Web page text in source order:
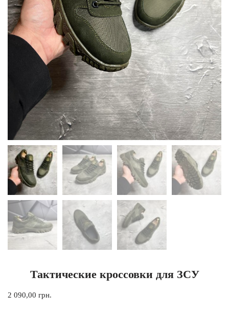
Тактические кроссовки для ЗСУ
2 090,00 грн.